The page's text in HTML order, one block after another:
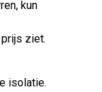
kun
ziet.
isolatie.